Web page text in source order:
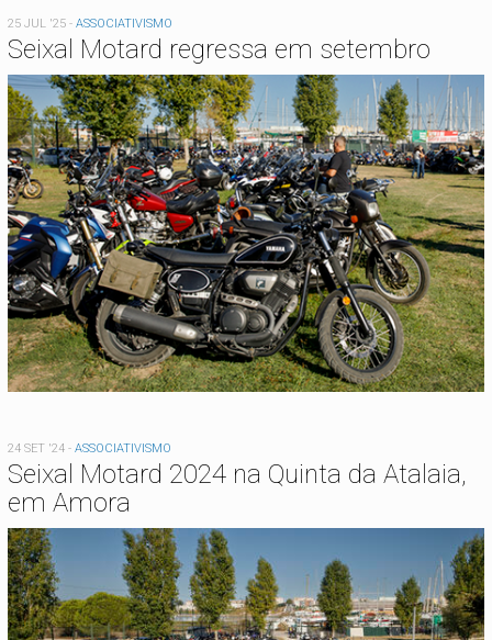
25 JUL '25 - ASSOCIATIVISMO
Seixal Motard regressa em setembro
24 SET '24 - ASSOCIATIVISMO
Seixal Motard 2024 na Quinta da Atalaia,
em Amora